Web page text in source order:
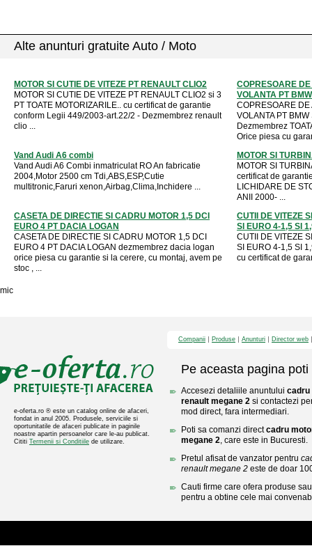
Alte anunturi gratuite Auto / Moto
MOTOR SI CUTIE DE VITEZE PT RENAULT CLIO2
MOTOR SI CUTIE DE VITEZE PT RENAULT CLIO2 si 3
PT TOATE MOTORIZARILE.. cu certificat de garantie
conform Legii 449/2003-art.22/2 - Dezmembrez renault
clio ...
COPRESOARE
VOLANTA PT
COPRESOARE DE
VOLANTA PT
Dezmembrez
Orice piesa cu
Vand Audi A6 combi
Vand Audi A6 Combi inmatriculat RO An fabricatie
2004,Motor 2500 cm Tdi,ABS,ESP,Cutie
multitronic,Faruri xenon,Airbag,Clima,Inchidere ...
MOTOR SI
MOTOR SI
certificat de
LICHIDARE DE
ANII 2000- ...
CASETA DE DIRECTIE SI CADRU MOTOR 1,5 DCI
EURO 4 PT DACIA LOGAN
CASETA DE DIRECTIE SI CADRU MOTOR 1,5 DCI
EURO 4 PT DACIA LOGAN dezmembrez dacia logan
orice piesa cu garantie si la cerere, cu montaj, avem pe
stoc , ...
CUTII DE VITEZE
SI EURO 4-1,5 SI
CUTII DE VITEZE
SI EURO 4-1,5 SI
cu certificat de
mic
e-oferta.ro ® este un catalog online de afaceri,
fondat in anul 2005. Produsele, serviciile si
oportunitatile de afaceri publicate in paginile
noastre apartin persoanelor care le-au publicat.
Cititi Termenii si Conditiile de utilizare.
Companii Produse Anunturi Director web
Pe aceasta pagina poti
Accesezi detaliile anuntului cadru
renault megane 2 si contactezi
mod direct, fara intermediari.
Poti sa comanzi directcadru
megane 2, care este in Bucuresti.
Pretul afisat de vanzator pentru
renault megane 2 este de doar
Cauti firme care ofera produse
pentru a obtine cele mai